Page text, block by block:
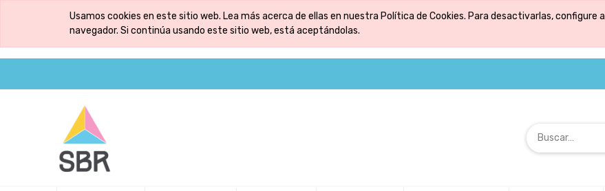
Usamos cookies en este sitio web. Lea más acerca de ellas en nuestra Política de Cookies. Para desactivarlas, configure
navegador. Si continúa usando este sitio web, está aceptándolas.